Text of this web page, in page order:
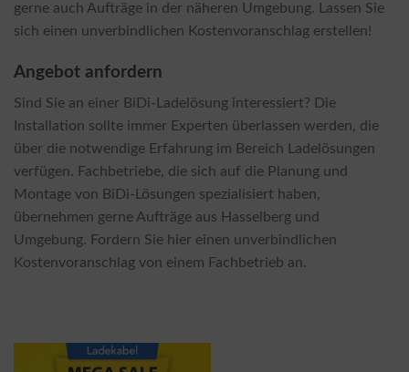
gerne auch Aufträge in der näheren Umgebung. Lassen Sie
sich einen unverbindlichen Kostenvoranschlag erstellen!
Angebot anfordern
Sind Sie an einer BiDi-Ladelösung interessiert? Die
Installation sollte immer Experten überlassen werden, die
über die notwendige Erfahrung im Bereich Ladelösungen
verfügen. Fachbetriebe, die sich auf die Planung und
Montage von BiDi-Lösungen spezialisiert haben,
übernehmen gerne Aufträge aus Hasselberg und
Umgebung. Fordern Sie hier einen unverbindlichen
Kostenvoranschlag von einem Fachbetrieb an.